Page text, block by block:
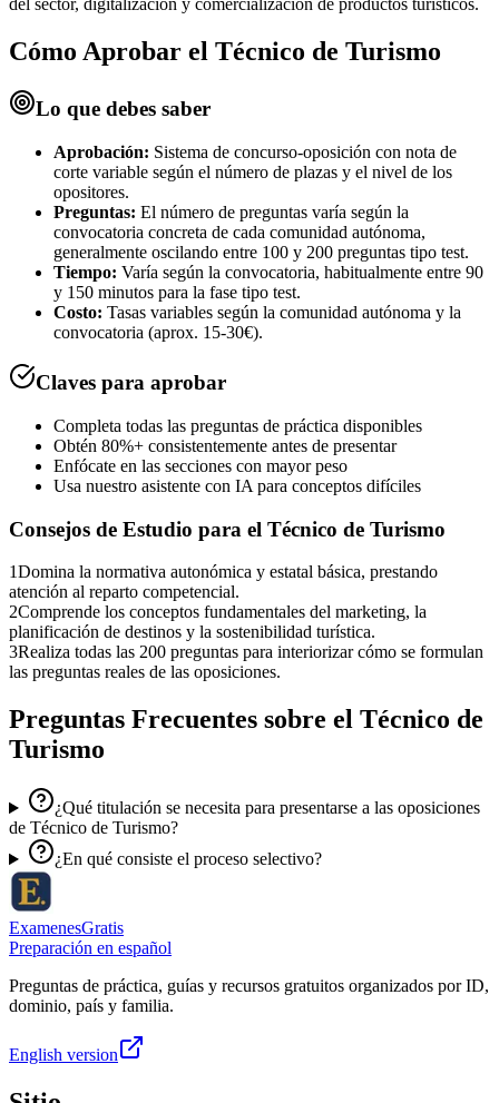
del sector, digitalización y comercialización de productos turísticos.
Cómo Aprobar el Técnico de Turismo
Lo que debes saber
Aprobación: Sistema de concurso-oposición con nota de
corte variable según el número de plazas y el nivel de los
opositores.
Preguntas: El número de preguntas varía según la
convocatoria concreta de cada comunidad autónoma,
generalmente oscilando entre 100 y 200 preguntas tipo test.
Tiempo: Varía según la convocatoria, habitualmente entre 90
y 150 minutos para la fase tipo test.
Costo: Tasas variables según la comunidad autónoma y la
convocatoria (aprox. 15-30€).
Claves para aprobar
Completa todas las preguntas de práctica disponibles
Obtén 80%+ consistentemente antes de presentar
Enfócate en las secciones con mayor peso
Usa nuestro asistente con IA para conceptos difíciles
Consejos de Estudio para el Técnico de Turismo
1Domina la normativa autonómica y estatal básica, prestando
atención al reparto competencial.
2Comprende los conceptos fundamentales del marketing, la
planificación de destinos y la sostenibilidad turística.
3Realiza todas las 200 preguntas para interiorizar cómo se formulan
las preguntas reales de las oposiciones.
Preguntas Frecuentes sobre el Técnico de
Turismo
¿Qué titulación se necesita para presentarse a las oposiciones
de Técnico de Turismo?
¿En qué consiste el proceso selectivo?
ExamenesGratis
Preparación en español
Preguntas de práctica, guías y recursos gratuitos organizados por ID,
dominio, país y familia.
English version